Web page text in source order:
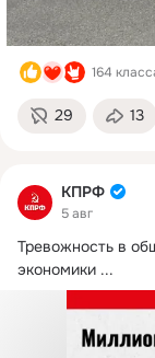
164
29 13
КПРФ
5 авг
Тревожность в
экономики ...